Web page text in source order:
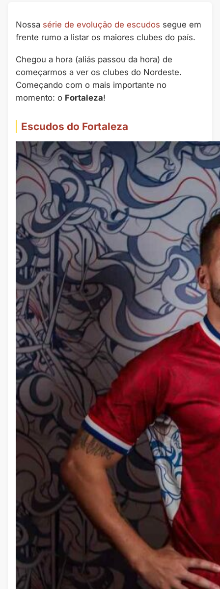
Nossa série de evolução de escudos segue em
frente rumo a listar os maiores clubes do país.
Chegou a hora (aliás passou da hora) de
começarmos a ver os clubes do Nordeste.
Começando com o mais importante no
momento: o Fortaleza!
Escudos do Fortaleza